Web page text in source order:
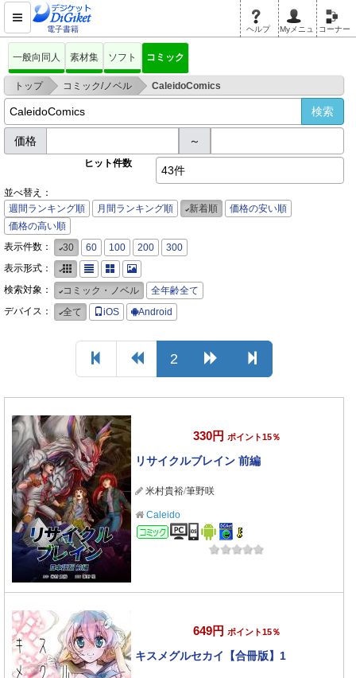
電子書籍 ヘルプ Myメニュ コーナー
一般向同人 素材集 ソフト コミック
トップ > コミック/ノベル > CaleidoComics
価格 ～
ヒット件数
43件
並べ替え：
週間ランキング順
月間ランキング順 新着順
価格の安い順
価格の高い順
表示件数：
30 60 100 200
300
表示形式：
検索対象：
コミック・ノベル
全年齢全て
デバイス：
全て iOS Android
2
330円 ポイント15％
リサイクルブレイン 前編
米村貴裕/筆野咲
Caleido
コミック
649円 ポイント15％
キスメグルセカイ【合冊版】1